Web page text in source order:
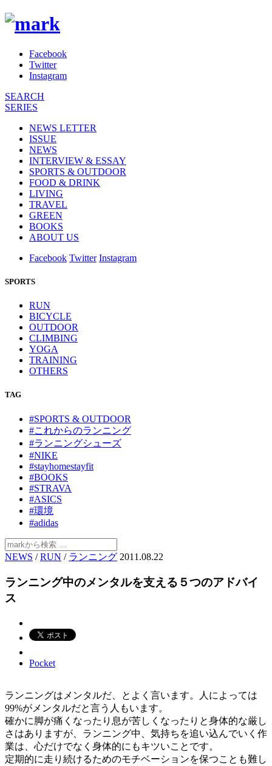
Facebook
Twitter
Instagram
SEARCH
SERIES
NEWS LETTER
ISSUE
NEWS
INTERVIEW & ESSAY
SPORTS & OUTDOOR
FOOD & DRINK
LIVING
TRAVEL
GREEN
BOOKS
ABOUT US
Facebook Twitter Instagram
SPORTS
RUN
BICYCLE
OUTDOOR
CLIMBING
YOGA
TRAINING
OTHERS
TAG
#SPORTS & OUTDOOR
#これからのランニング
#ランニングシューズ
#NIKE
#stayhomestayfit
#BOOKS
#STRAVA
#ASICS
#環境
#adidas
NEWS /RUN / ランニング 2011.08.22
ランニング中のメンタルを支える５つのアドバイ
ス
Pocket
ランニングはメンタルだ、とよく言います。人によっては
99%がメンタルだと言う人もいます。
確かに脚が痛くなったり息が苦しくなったりと身体的な厳し
さはありますが、ランニング中、気持ちを追い込んでいく作
業は、心だけでなく身体的にもキツいことです。
定期的に走り続けるためのモチベーションを保つことも難し